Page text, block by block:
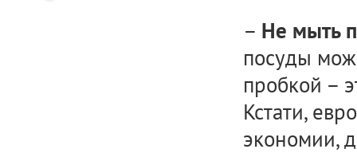
– Не мыть
посуды
пробкой –
Кстати,
экономии,